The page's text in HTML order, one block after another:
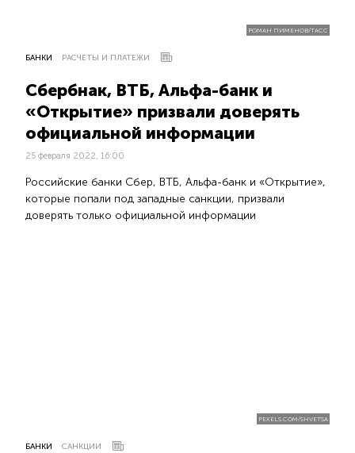
РОМАН ПИМЕНОВ/ТАСС
БАНКИ РАСЧЕТЫ И ПЛАТЕЖИ
Сбербнак, ВТБ, Альфа-банк и
«Открытие» призвали доверять
официальной информации
25 февраля 2022, 16:00
Российские банки Сбер, ВТБ, Альфа-банк и «Открытие»,
которые попали под западные санкции, призвали
доверять только официальной информации
PEXELS.COM/SHVETSA
БАНКИ САНКЦИИ